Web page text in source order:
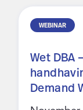
WEBINAR
Wet DBA
Demand